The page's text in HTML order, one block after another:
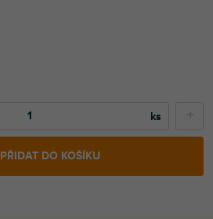
PŘIDAT DO KOŠÍKU